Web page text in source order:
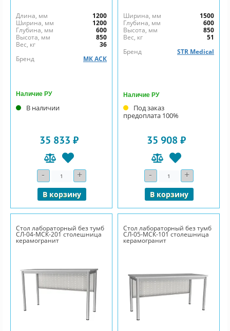
Длина, мм
1200
Ширина, мм
1200
Глубина, мм
600
Высота, мм
850
Вес, кг
36
Бренд
МК АСК
Наличие РУ
В наличии
35 833 ₽
- Количество+
В корзину
Ширина, мм
1500
Глубина, мм
600
Высота, мм
850
Вес, кг
51
Бренд
STR Medical
Наличие РУ
Под заказ
предоплата 100%
35 908 ₽
- Количество+
В корзину
Стол лабораторный без тумб
СЛ-04-МСК-201 столешница
керамогранит
Стол лабораторный без тумб
СЛ-05-МСК-101 столешница
керамогранит